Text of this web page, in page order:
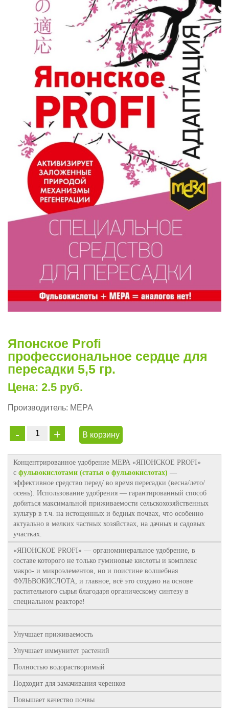
Японское Profi
профессиональное сердце для
пересадки 5,5 гр.
Цена: 2.5 руб.
Производитель: МЕРА
В корзину
Концентрированное удобрение МЕРА «ЯПОНСКОЕ PROFI»
с фульвокислотами (статья о фульвокислотах) —
эффективное средство перед/ во время пересадки (весна/лето/
осень). Использование удобрения — гарантированный способ
добиться максимальной приживаемости сельскохозяйственных
культур в т.ч. на истощенных и бедных почвах, что особенно
актуально в мелких частных хозяйствах, на дачных и садовых
участках.
«ЯПОНСКОЕ PROFI» — органоминеральное удобрение, в
составе которого не только гуминовые кислоты и комплекс
макро- и микроэлементов, но и поистине волшебная
ФУЛЬВОКИСЛОТА, и главное, всё это создано на основе
растительного сырья благодаря органическому синтезу в
специальном реакторе!
Улучшает приживаемость
Улучшает иммунитет растений
Полностью водорастворимый
Подходит для замачивания черенков
Повышает качество почвы